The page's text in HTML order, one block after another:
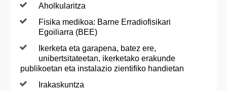
Aholkularitza
Fisika medikoa: Barne Erradiofisikari
Egoiliarra (BEE)
Ikerketa eta garapena, batez ere,
unibertsitateetan, ikerketako erakunde
publikoetan eta instalazio zientifiko handietan
Irakaskuntza